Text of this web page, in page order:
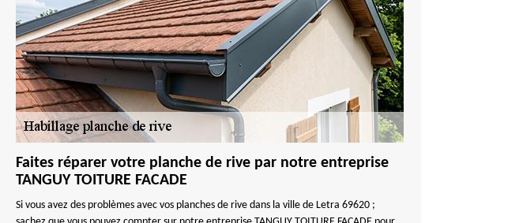
Faites réparer votre planche de rive par notre entreprise
TANGUY TOITURE FACADE
Si vous avez des problèmes avec vos planches de rive dans la ville de Letra 69620 ;